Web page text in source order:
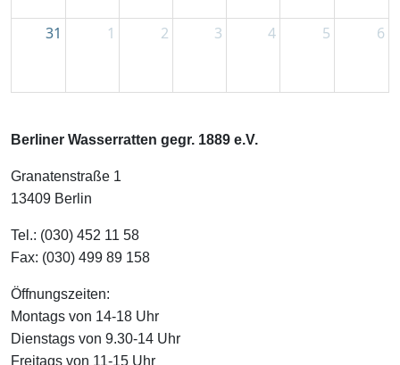
31 1 2 3 4 5 6
Berliner Wasserratten gegr. 1889 e.V.
Granatenstraße 1
13409 Berlin
Tel.: (030) 452 11 58
Fax: (030) 499 89 158
Öffnungszeiten:
Montags von 14-18 Uhr
Dienstags von 9.30-14 Uhr
Freitags von 11-15 Uhr